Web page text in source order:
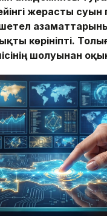
жерасты суын
көрініпті.
шолуынан